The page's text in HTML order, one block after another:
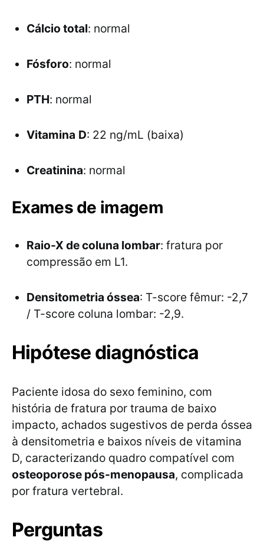
Cálcio total: normal
Fósforo: normal
PTH: normal
Vitamina D: 22 ng/mL (baixa)
Creatinina: normal
Exames de imagem
Raio-X de coluna lombar: fratura por
compressão em L1.
Densitometria óssea: T-score fêmur: -2,7
/ T-score coluna lombar: -2,9.
Hipótese diagnóstica
Paciente idosa do sexo feminino, com
história de fratura por trauma de baixo
impacto, achados sugestivos de perda óssea
à densitometria e baixos níveis de vitamina
D, caracterizando quadro compatível com
osteoporose pós-menopausa, complicada
por fratura vertebral.
Perguntas